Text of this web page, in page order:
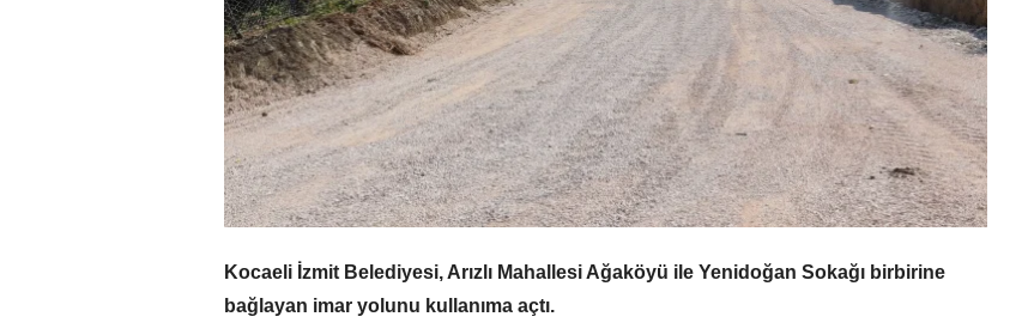
Kocaeli İzmit Belediyesi, Arızlı Mahallesi Ağaköyü ile Yenidoğan Sokağı birbirine
bağlayan imar yolunu kullanıma açtı.